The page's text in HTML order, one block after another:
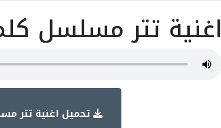
اغنية تتر مسلسل
تحميل اغنية تتر